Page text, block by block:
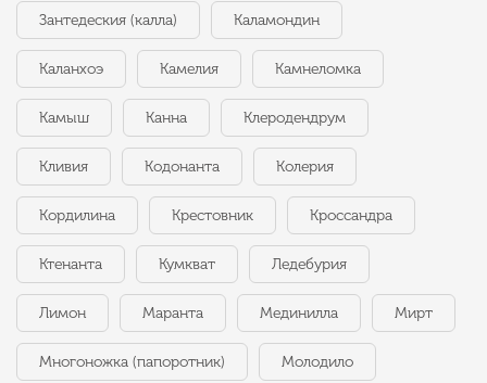
Зантедеския (калла) Каламондин
Каланхоэ Камелия Камнеломка
Камыш Канна Клеродендрум
Кливия Кодонанта Колерия
Кордилина Крестовник Кроссандра
Ктенанта Кумкват Ледебурия
Лимон Маранта Мединилла Мирт
Многоножка (папоротник) Молодило